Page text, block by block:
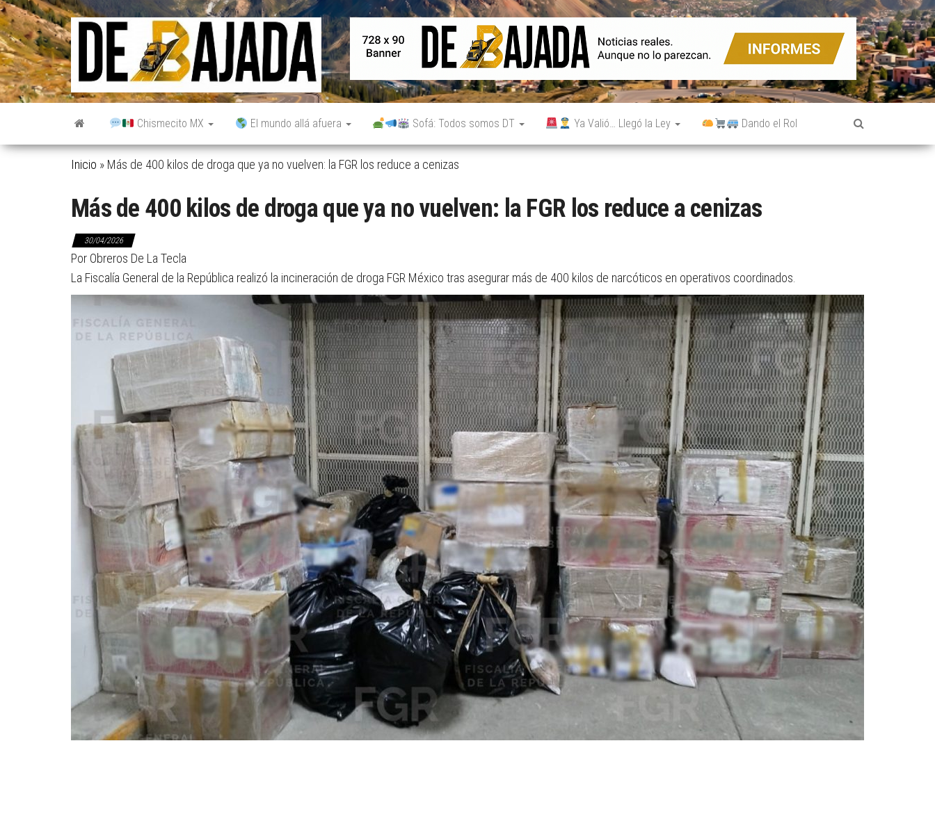
Saltar
al
contenido
De
Bajada
Noticias
reales.
Aunque
no lo
parezcan.
Chismecito MX El mundo allá afuera Sofá: Todos somos DT Ya Valió… Llegó la Ley Dando el Rol
Inicio » Más de 400 kilos de droga que ya no vuelven: la FGR los reduce a cenizas
Más de 400 kilos de droga que ya no vuelven: la FGR los reduce a cenizas
30/04/2026
Por Obreros De La Tecla
La Fiscalía General de la República realizó la incineración de droga FGR México tras asegurar más de 400 kilos de narcóticos en operativos coordinados.